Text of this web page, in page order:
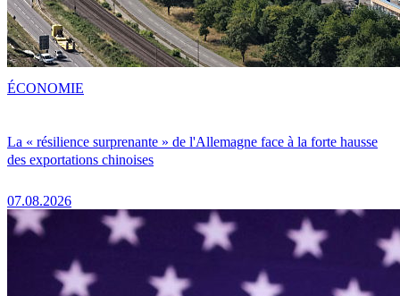
La « résilience surprenante » de l'Allemagne face à la forte hausse
des exportations chinoises
07.08.2026
ÉCONOMIE